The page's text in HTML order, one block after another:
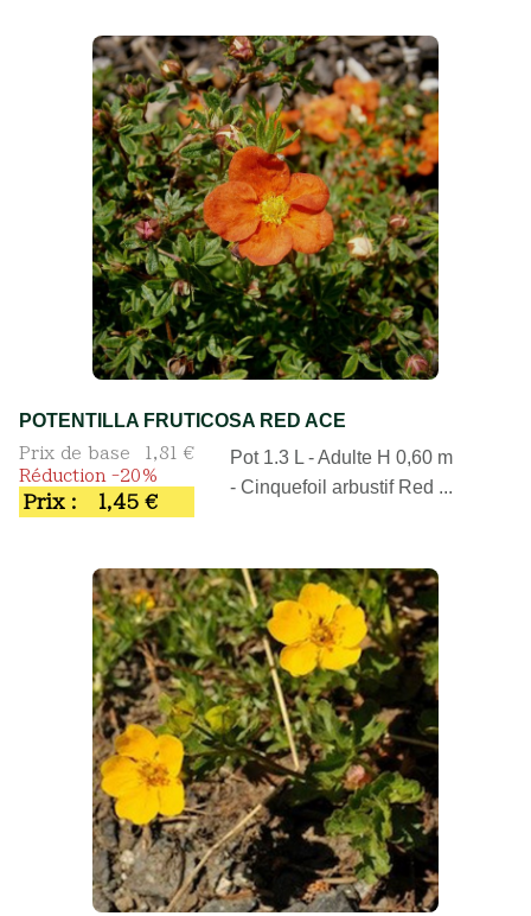
POTENTILLA FRUTICOSA RED ACE
Prix de base
1,81 €
Réduction -20%
Prix : 1,45 €
Pot 1.3 L - Adulte H 0,60 m
- Cinquefoil arbustif Red ...